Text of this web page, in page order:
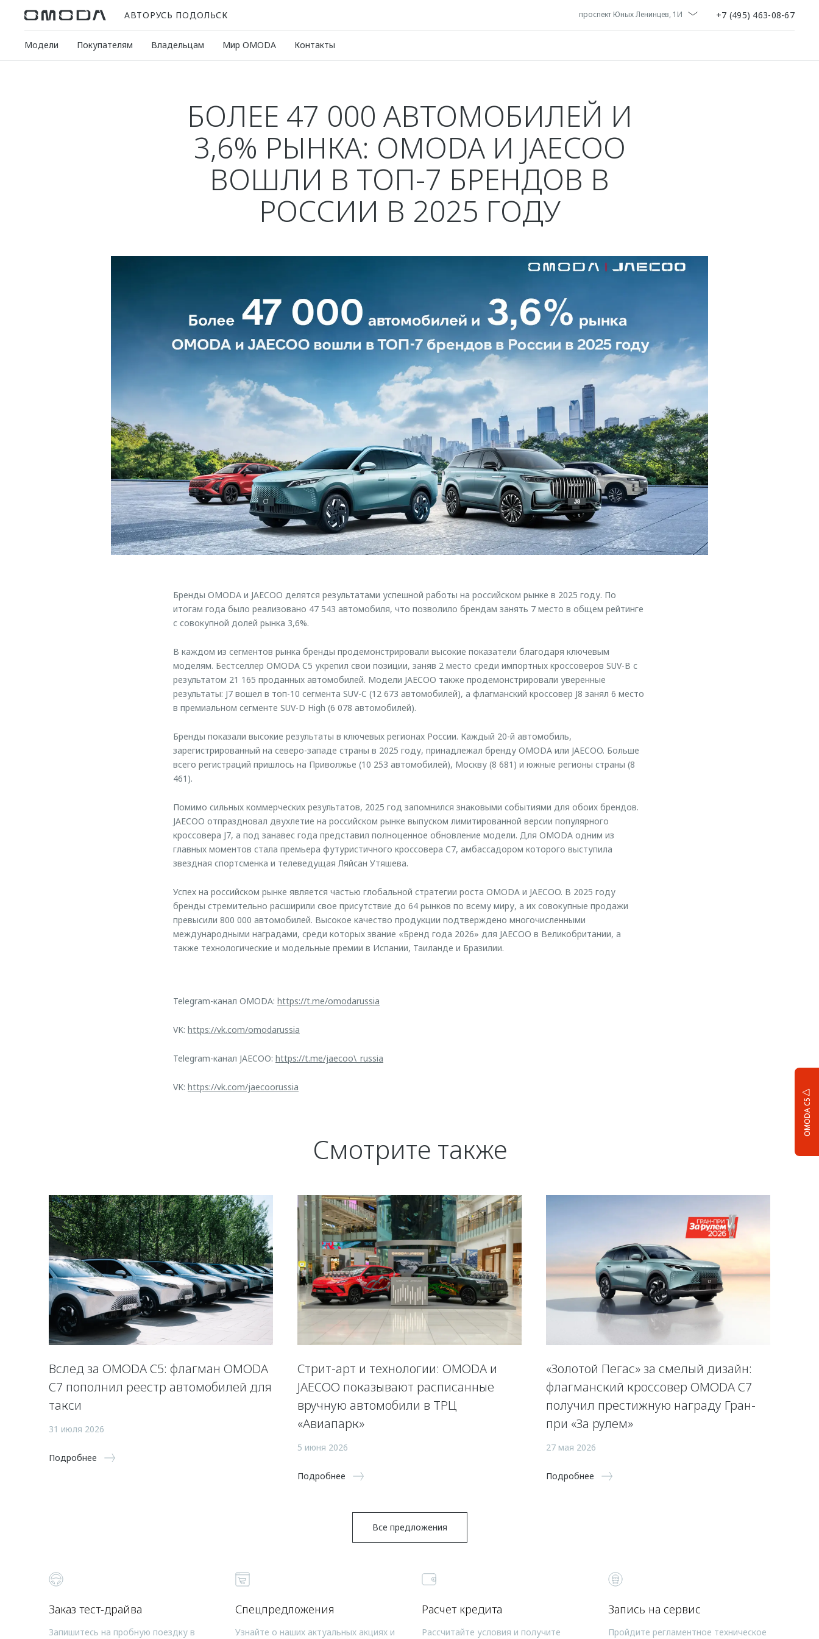
АВТОРУСЬ ПОДОЛЬСК проспект Юных Ленинцев, 1И +7 (495) 463-08-67
Модели Покупателям Владельцам Мир OMODA Контакты
OMODA C5
БОЛЕЕ 47 000 АВТОМОБИЛЕЙ И
3,6% РЫНКА: OMODA И JAECOO
ВОШЛИ В ТОП-7 БРЕНДОВ В
РОССИИ В 2025 ГОДУ
Бренды OMODA и JAECOO делятся результатами успешной работы на российском рынке в 2025 году. По
итогам года было реализовано 47 543 автомобиля, что позволило брендам занять 7 место в общем рейтинге
с совокупной долей рынка 3,6%.
В каждом из сегментов рынка бренды продемонстрировали высокие показатели благодаря ключевым
моделям. Бестселлер OMODA C5 укрепил свои позиции, заняв 2 место среди импортных кроссоверов SUV-B с
результатом 21 165 проданных автомобилей. Модели JAECOO также продемонстрировали уверенные
результаты: J7 вошел в топ-10 сегмента SUV-C (12 673 автомобилей), а флагманский кроссовер J8 занял 6 место
в премиальном сегменте SUV-D High (6 078 автомобилей).
Бренды показали высокие результаты в ключевых регионах России. Каждый 20-й автомобиль,
зарегистрированный на северо-западе страны в 2025 году, принадлежал бренду OMODA или JAECOO. Больше
всего регистраций пришлось на Приволжье (10 253 автомобилей), Москву (8 681) и южные регионы страны (8
461).
Помимо сильных коммерческих результатов, 2025 год запомнился знаковыми событиями для обоих брендов.
JAECOO отпраздновал двухлетие на российском рынке выпуском лимитированной версии популярного
кроссовера J7, а под занавес года представил полноценное обновление модели. Для OMODA одним из
главных моментов стала премьера футуристичного кроссовера C7, амбассадором которого выступила
звездная спортсменка и телеведущая Ляйсан Утяшева.
Успех на российском рынке является частью глобальной стратегии роста OMODA и JAECOO. В 2025 году
бренды стремительно расширили свое присутствие до 64 рынков по всему миру, а их совокупные продажи
превысили 800 000 автомобилей. Высокое качество продукции подтверждено многочисленными
международными наградами, среди которых звание «Бренд года 2026» для JAECOO в Великобритании, а
также технологические и модельные премии в Испании, Таиланде и Бразилии.
Telegram-канал OMODA: https://t.me/omodarussia
VK: https://vk.com/omodarussia
Telegram-канал JAECOO: https://t.me/jaecoo\_russia
VK: https://vk.com/jaecoorussia
Смотрите также
Вслед за OMODA C5: флагман OMODA
C7 пополнил реестр автомобилей для
такси
31 июля 2026
Подробнее
Стрит-арт и технологии: OMODA и
JAECOO показывают расписанные
вручную автомобили в ТРЦ
«Авиапарк»
5 июня 2026
Подробнее
«Золотой Пегас» за смелый дизайн:
флагманский кроссовер OMODA C7
получил престижную награду Гран-
при «За рулем»
27 мая 2026
Подробнее
Все предложения
Заказ тест-драйва
Запишитесь на пробную поездку в
Спецпредложения
Узнайте о наших актуальных акциях и
Расчет кредита
Рассчитайте условия и получите
Запись на сервис
Пройдите регламентное техническое